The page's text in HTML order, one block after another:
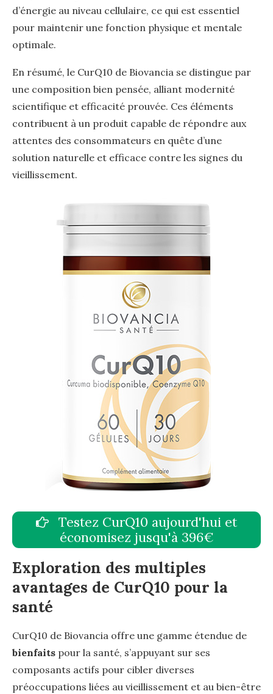
d’énergie au niveau cellulaire, ce qui est essentiel
pour maintenir une fonction physique et mentale
optimale.
En résumé, le CurQ10 de Biovancia se distingue par
une composition bien pensée, alliant modernité
scientifique et efficacité prouvée. Ces éléments
contribuent à un produit capable de répondre aux
attentes des consommateurs en quête d’une
solution naturelle et efficace contre les signes du
vieillissement.
Testez CurQ10 aujourd'hui et
économisez jusqu'à 396€
Exploration des multiples
avantages de CurQ10 pour la
santé
CurQ10 de Biovancia offre une gamme étendue de
bienfaits pour la santé, s’appuyant sur ses
composants actifs pour cibler diverses
préoccupations liées au vieillissement et au bien-être